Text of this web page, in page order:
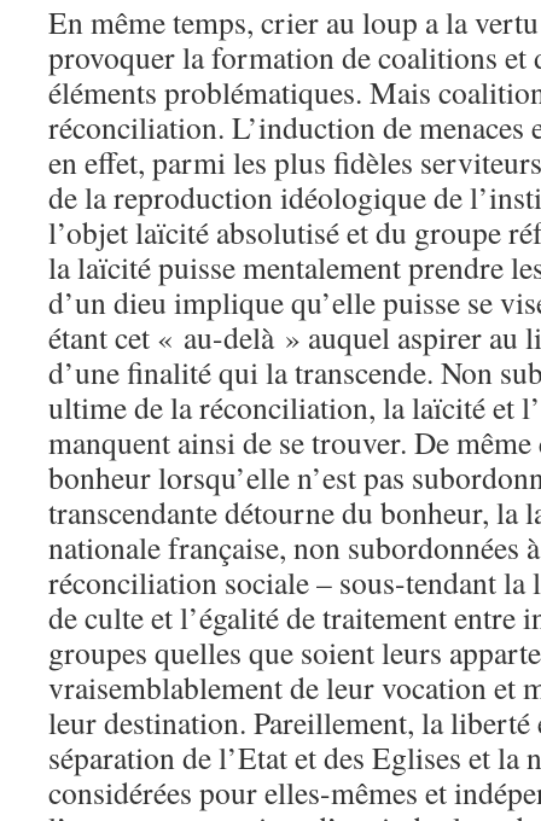
En même temps, crier au loup a la vertu
provoquer la formation de coalitions et
éléments problématiques. Mais
réconciliation. L’induction de menaces
en effet, parmi les plus fidèles
de la reproduction idéologique de
l’objet laïcité absolutisé et du groupe
la laïcité puisse mentalement prendre
d’un dieu implique qu’elle puisse se
étant cet « au-delà » auquel aspirer au
d’une finalité qui la transcende. Non
ultime de la réconciliation, la laïcité et
manquent ainsi de se trouver. De
bonheur lorsqu’elle n’est pas
transcendante détourne du bonheur, la
nationale française, non subordonnées
réconciliation sociale – sous-tendant la
de culte et l’égalité de traitement entre
groupes quelles que soient leurs
vraisemblablement de leur vocation et
leur destination. Pareillement, la liberté
séparation de l’Etat et des Eglises et la
considérées pour elles-mêmes et